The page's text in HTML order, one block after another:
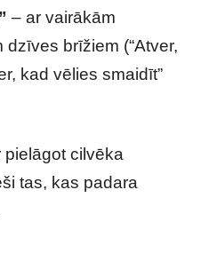
– ar vairākām
brīžiem (“Atver,
kad vēlies smaidīt”
cilvēka
tas, kas padara